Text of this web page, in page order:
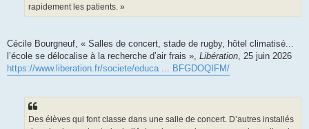
rapidement les patients. »
Cécile Bourgneuf, « Salles de concert, stade de rugby, hôtel climatisé...
l’école se délocalise à la recherche d’air frais », Libération, 25 juin 2026
https://www.liberation.fr/societe/educa ... BFGDOQIFM/
Des élèves qui font classe dans une salle de concert. D’autres installés